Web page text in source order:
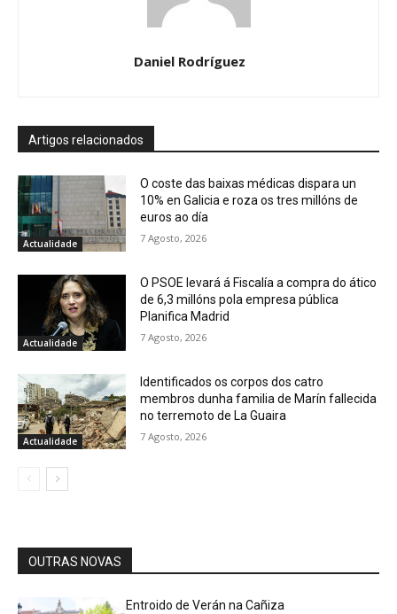
Daniel Rodríguez
Artigos relacionados
Actualidade
O coste das baixas médicas dispara un
10% en Galicia e roza os tres millóns de
euros ao día
7 Agosto, 2026
Actualidade
O PSOE levará á Fiscalía a compra do ático
de 6,3 millóns pola empresa pública
Planifica Madrid
7 Agosto, 2026
Actualidade
Identificados os corpos dos catro
membros dunha familia de Marín fallecida
no terremoto de La Guaira
7 Agosto, 2026
OUTRAS NOVAS
Entroido de Verán na Cañiza